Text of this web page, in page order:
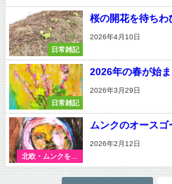
日常雑記
桜の開花を待ちわ
2026年4月10日
日常雑記
2026年の春が始ま
2026年3月29日
北欧・ムンクを訪
ねる旅
ムンクのオースゴ
2026年2月12日